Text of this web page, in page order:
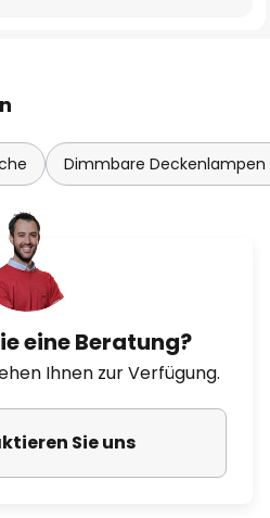
Dimmbare
eine Beratung?
Ihnen zur Verfügung.
Sie uns